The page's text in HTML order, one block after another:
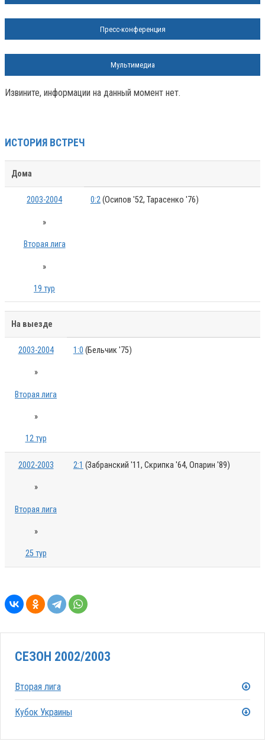
Пресс-конференция
Мультимедиа
Извините, информации на данный момент нет.
ИСТОРИЯ ВСТРЕЧ
Дома
2003-2004
»
Вторая лига
»
19 тур
0:2(Осипов '52, Тарасенко '76)
На выезде
2003-2004
»
Вторая лига
»
12 тур
1:0 (Бельчик '75)
2002-2003
»
Вторая лига
»
25 тур
2:1 (Забранский '11, Скрипка '64, Опарин '89)
СЕЗОН 2002/2003
Вторая лига
Кубок Украины